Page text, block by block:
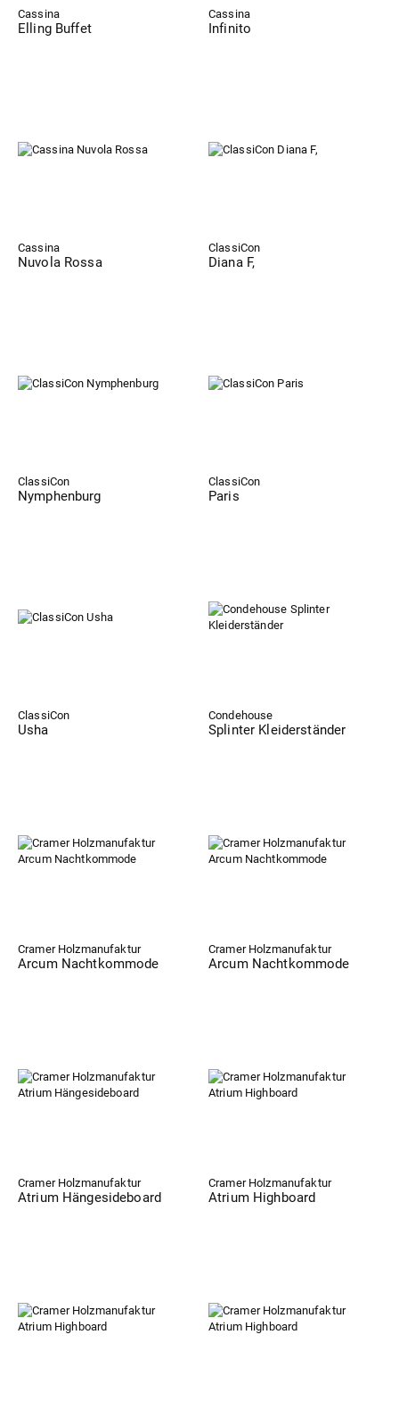
Cassina
Elling Buffet
Cassina
Infinito
Cassina
Nuvola Rossa
ClassiCon
Diana F,
ClassiCon
Nymphenburg
ClassiCon
Paris
ClassiCon
Usha
Condehouse
Splinter Kleiderständer
Cramer Holzmanufaktur
Arcum Nachtkommode
Cramer Holzmanufaktur
Arcum Nachtkommode
Cramer Holzmanufaktur
Atrium Hängesideboard
Cramer Holzmanufaktur
Atrium Highboard